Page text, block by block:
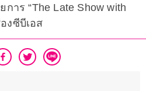
าร “The Late Show with
งซีบีเอส